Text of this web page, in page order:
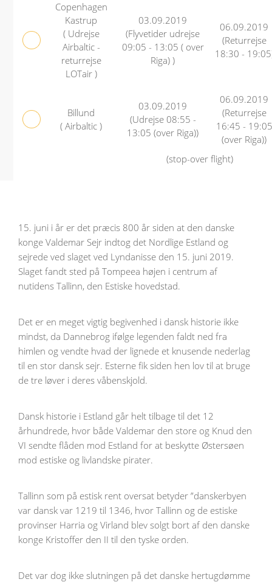
Copenhagen
Kastrup
( Udrejse
Airbaltic -
returrejse
LOTair )
03.09.2019
(Flyvetider udrejse
09:05 - 13:05 ( over
Riga) )
06.09.2019
(Returrejse
18:30 -
Billund
( Airbaltic )
03.09.2019
(Udrejse 08:55 -
13:05 (over Riga))
06.09.2019
(Returrejse
16:45 - 19:05
(over Riga))
(stop-over flight)
15. juni i år er det præcis 800 år siden at den danske
konge Valdemar Sejr indtog det Nordlige Estland og
sejrede ved slaget ved Lyndanisse den 15. juni 2019.
Slaget fandt sted på Tompeea højen i centrum af
nutidens Tallinn, den Estiske hovedstad.
Det er en meget vigtig begivenhed i dansk historie ikke
mindst, da Dannebrog ifølge legenden faldt ned fra
himlen og vendte hvad der lignede et knusende nederlag
til en stor dansk sejr. Esterne fik siden hen lov til at bruge
de tre løver i deres våbenskjold.
Dansk historie i Estland går helt tilbage til det 12
århundrede, hvor både Valdemar den store og Knud den
VI sendte flåden mod Estland for at beskytte Østersøen
mod estiske og livlandske pirater.
Tallinn som på estisk rent oversat betyder ”danskerbyen
var dansk var 1219 til 1346, hvor Tallinn og de estiske
provinser Harria og Virland blev solgt bort af den danske
konge Kristoffer den II til den tyske orden.
Det var dog ikke slutningen på det danske hertugdømme